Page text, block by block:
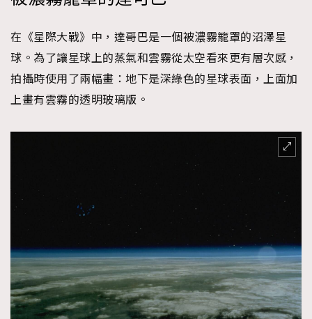
在《星際大戰》中，達哥巴是一個被濃霧籠罩的沼澤星
球。為了讓星球上的蒸氣和雲霧從太空看來更有層次感，
拍攝時使用了兩幅畫：地下是深綠色的星球表面，上面加
上畫有雲霧的透明玻璃版。